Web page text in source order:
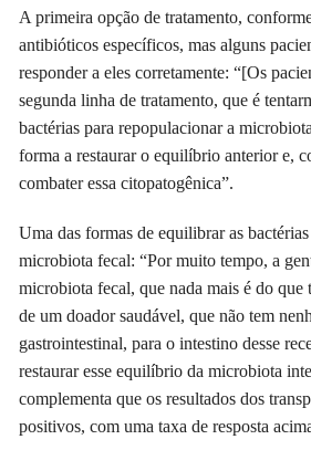
A primeira opção de tratamento,
antibióticos específicos, mas alguns
responder a eles corretamente: “[Os
segunda linha de tratamento, que é
bactérias para repopulacionar a
forma a restaurar o equilíbrio anterior e,
combater essa citopatogênica”.
Uma das formas de equilibrar as
microbiota fecal: “Por muito tempo, a
microbiota fecal, que nada mais é do que
de um doador saudável, que não tem
gastrointestinal, para o intestino desse
restaurar esse equilíbrio da microbiota
complementa que os resultados dos
positivos, com uma taxa de resposta